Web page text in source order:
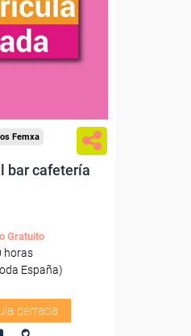
Femxa
bar cafetería
Gratuito
horas
España)
cerrada